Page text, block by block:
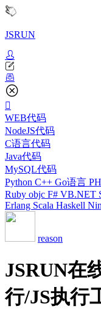
JSRUN
WEB代码
NodeJS代码
C语言代码
Java代码
MySQL代码
Python C++ Go语言
Ruby objc F# VB.NET
Erlang Scala Haskell
reason
JSRUN在
行/JS执行